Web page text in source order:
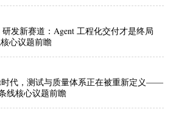
发新赛道：Agent 工程化交付才是终局
心议题前瞻
时代，测试与质量体系正在被重新定义——
线核心议题前瞻